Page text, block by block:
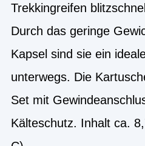
Trekkingreifen
Durch das geringe
Kapsel sind sie ein
unterwegs. Die
Set mit
Kälteschutz. Inhalt ca.